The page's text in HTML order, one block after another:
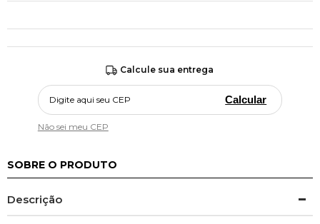
Calcule sua entrega
Calcular
Não sei meu CEP
SOBRE O PRODUTO
Descrição